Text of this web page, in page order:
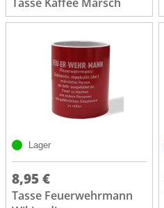
Lager
8,95 €
Tasse Feuerwehrmann